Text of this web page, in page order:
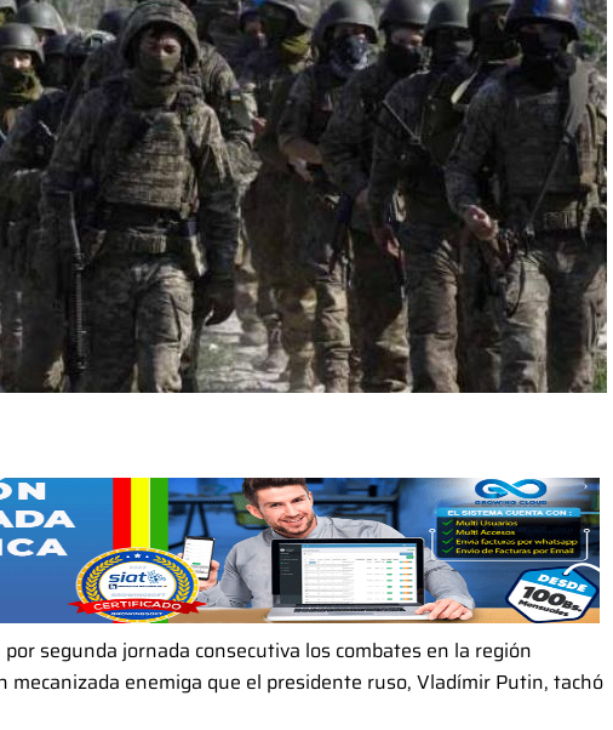
segunda jornada consecutiva los combates en la región
enemiga que el presidente ruso, Vladímir Putin, tachó